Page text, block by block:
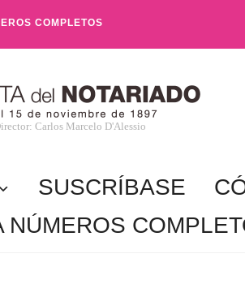
COMPLETOS
Carlos Marcelo D'Alessio
SUSCRÍBASE
NÚMEROS